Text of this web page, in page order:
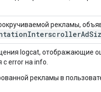
рекламы,
logcat, отображающие
error на info.
рекламы в